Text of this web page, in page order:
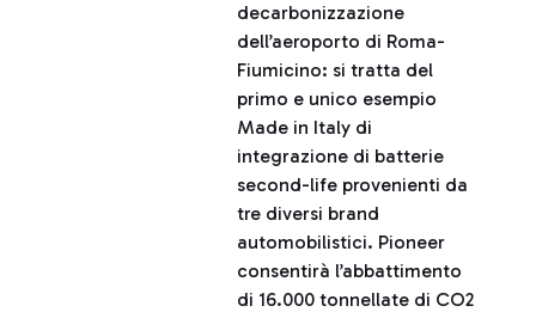
decarbonizzazione
dell’aeroporto di Roma-
Fiumicino: si tratta del
primo e unico esempio
Made in Italy di
integrazione di batterie
second-life provenienti da
tre diversi brand
automobilistici. Pioneer
consentirà l’abbattimento
di 16.000 tonnellate di CO2